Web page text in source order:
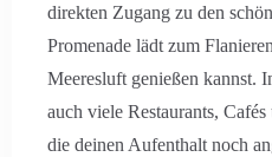
direkten Zugang zu den
Promenade lädt zum
Meeresluft genießen kannst.
auch viele Restaurants,
die deinen Aufenthalt noch